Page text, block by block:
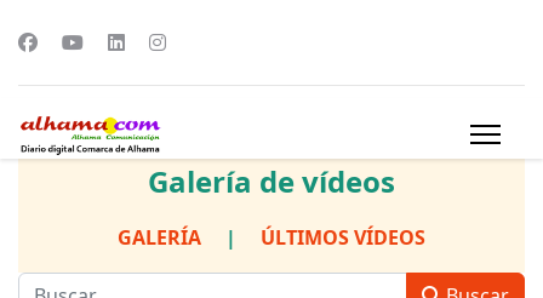
Galería de vídeos
GALERÍA | ÚLTIMOS VÍDEOS